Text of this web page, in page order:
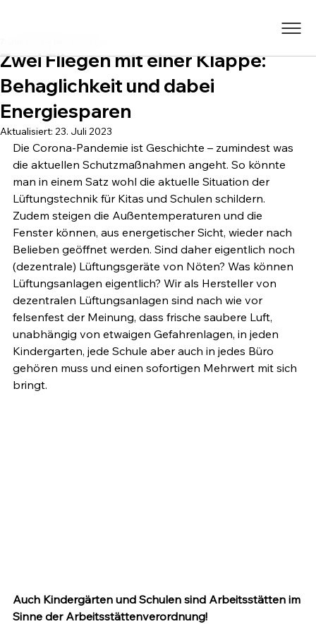
Zwei Fliegen mit einer Klappe:
Behaglichkeit und dabei
Energiesparen
Aktualisiert: 23. Juli 2023
Die Corona-Pandemie ist Geschichte – zumindest was
die aktuellen Schutzmaßnahmen angeht. So könnte
man in einem Satz wohl die aktuelle Situation der
Lüftungstechnik für Kitas und Schulen schildern.
Zudem steigen die Außentemperaturen und die
Fenster können, aus energetischer Sicht, wieder nach
Belieben geöffnet werden. Sind daher eigentlich noch
(dezentrale) Lüftungsgeräte von Nöten? Was können
Lüftungsanlagen eigentlich? Wir als Hersteller von
dezentralen Lüftungsanlagen sind nach wie vor
felsenfest der Meinung, dass frische saubere Luft,
unabhängig von etwaigen Gefahrenlagen, in jeden
Kindergarten, jede Schule aber auch in jedes Büro
gehören muss und einen sofortigen Mehrwert mit sich
bringt.
Auch Kindergärten und Schulen sind Arbeitsstätten im
Sinne der Arbeitsstättenverordnung!